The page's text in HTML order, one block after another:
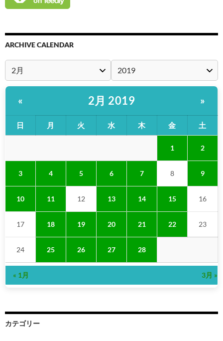
ARCHIVE CALENDAR
« 2月 2019 »
日 月 火 水 木 金 土
1 2
3 4 5 6 7 8 9
10 11 12 13 14 15 16
17 18 19 20 21 22 23
24 25 26 27 28
« 1月 3月 »
カテゴリー